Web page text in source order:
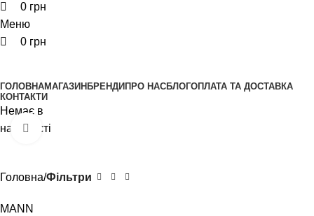
0 грн
Меню
0 грн
ГОЛОВНАМАГАЗИН БРЕНДИ ПРО НАСБЛОГОПЛАТА ТА ДОСТАВКА
КОНТАКТИ
Немає в
наявностіКлацніть, щоб збільшити
Головна Фільтри
MANN